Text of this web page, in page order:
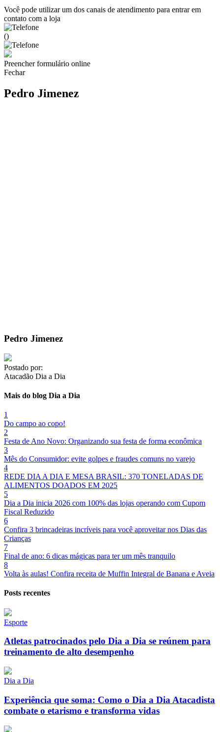
Você pode utilizar um dos canais de atendimento para entrar em
contato com a loja
()
Preencher formulário online
Fechar
Pedro Jimenez
Pedro Jimenez
Postado por:
Atacadão Dia a Dia
Mais do blog Dia a Dia
1
Do campo ao copo!
2
Festa de Ano Novo: Organizando sua festa de forma econômica
3
Mês do Consumidor: evite golpes e fraudes comuns no varejo
4
REDE DIA A DIA E MESA BRASIL: 370 TONELADAS DE
ALIMENTOS DOADOS EM 2025
5
Dia a Dia inicia 2026 com 100% das lojas operando com Cupom
Fiscal Reduzido
6
Confira 3 brincadeiras incríveis para você aproveitar nos Dias das
Crianças
7
Final de ano: 6 dicas mágicas para ter um mês tranquilo
8
Volta às aulas! Confira receita de Muffin Integral de Banana e Aveia
Posts recentes
Esporte
Atletas patrocinados pelo Dia a Dia se reúnem para
treinamento de alto desempenho
Dia a Dia
Experiência que soma: Como o Dia a Dia Atacadista
combate o etarismo e transforma vidas